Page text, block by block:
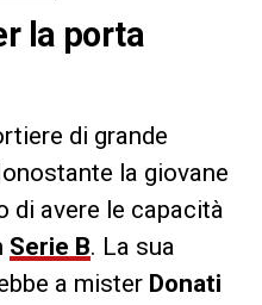
la porta
di grande
la giovane
di avere le capacità
Serie B. La sua
a mister Donati